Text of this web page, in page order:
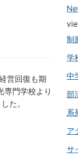
営回復も期
専門学校より
た。
制
学
中
部
系
ア
サ